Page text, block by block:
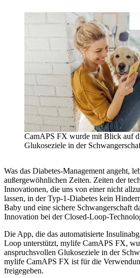
CamAPS FX wurde mit Blick auf
Glukoseziele in der
Was das Diabetes-Management angeht,
außergewöhnlichen Zeiten. Zeiten der
Innovationen, die uns von einer nicht
lassen, in der Typ-1-Diabetes kein
Baby und eine sichere Schwangerschaft
Innovation bei der Closed-Loop-
Die App, die das automatisierte
Loop unterstützt, mylife CamAPS FX,
anspruchsvollen Glukoseziele in der
mylife CamAPS FX ist für die
freigegeben.